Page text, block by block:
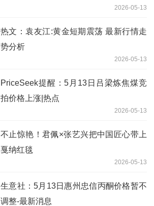
2026-05-13
热文：袁友江:黄金短期震荡 最新行情走
势分析
2026-05-13
PriceSeek提醒：5月13日吕梁炼焦煤竞
拍价格上涨|热点
2026-05-13
不止惊艳！君佩×张艺兴把中国匠心带上
戛纳红毯
2026-05-13
生意社：5月13日惠州忠信丙酮价格暂不
调整-最新消息